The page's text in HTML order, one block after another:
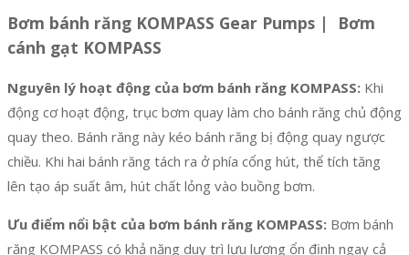
Bơm bánh răng KOMPASS Gear Pumps | Bơm
cánh gạt KOMPASS
Nguyên lý hoạt động của bơm bánh răng KOMPASS: Khi
động cơ hoạt động, trục bơm quay làm cho bánh răng chủ động
quay theo. Bánh răng này kéo bánh răng bị động quay ngược
chiều. Khi hai bánh răng tách ra ở phía cổng hút, thể tích tăng
lên tạo áp suất âm, hút chất lỏng vào buồng bơm.
Ưu điểm nổi bật của bơm bánh răng KOMPASS: Bơm bánh
răng KOMPASS có khả năng duy trì lưu lượng ổn định ngay cả